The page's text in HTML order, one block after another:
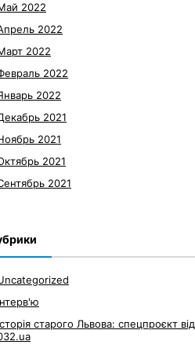
2022
2022
2022
2022
2022
2021
2021
2021
2021
старого Львова: спецпроєкт від